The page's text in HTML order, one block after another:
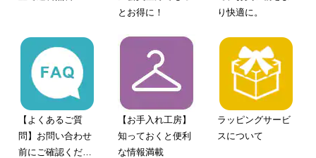
とお得に！
り快適に。
【よくあるご質
問】お問い合わせ
前にご確認くださ
【お手入れ工房】
知っておくと便利
な情報満載
ラッピングサービ
スについて